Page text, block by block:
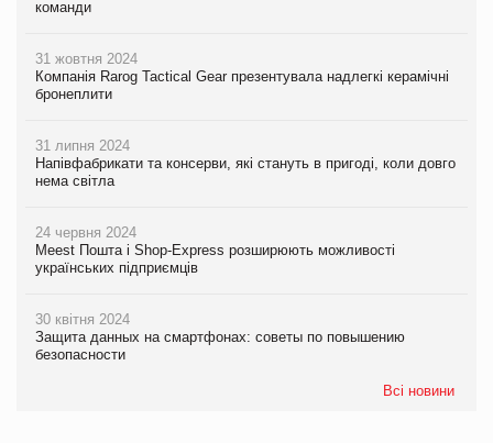
команди
31 жовтня 2024
Компанія Rarog Tactical Gear презентувала надлегкі керамічні
бронеплити
31 липня 2024
Напівфабрикати та консерви, які стануть в пригоді, коли довго
нема світла
24 червня 2024
Meest Пошта і Shop-Express розширюють можливості
українських підприємців
30 квітня 2024
Защита данных на смартфонах: советы по повышению
безопасности
Всі новини